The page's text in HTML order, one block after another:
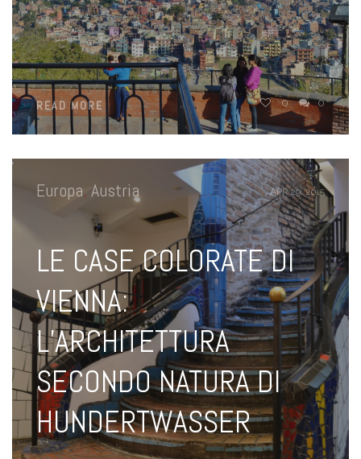
READ MORE 0 0
Europa, Austria APR 29, 2015
LE CASE COLORATE DI
VIENNA:
L’ARCHITETTURA
SECONDO NATURA DI
HUNDERTWASSER